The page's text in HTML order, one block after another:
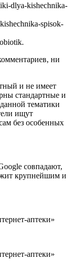
dlya-kishechnika-
spisok-
ни
и не имеет
стандартные и
тематики
ищут
без особенных
совпадают,
крупнейшим и